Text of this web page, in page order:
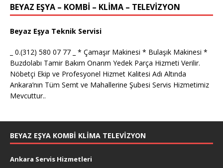
BEYAZ EŞYA – KOMBİ – KLİMA – TELEVİZYON
Beyaz Eşya Teknik Servisi
_ 0.(312) 580 07 77 _ * Çamaşır Makinesi * Bulaşık Makinesi *
Buzdolabı Tamir Bakım Onarım Yedek Parça Hizmeti Verilir.
Nöbetçi Ekip ve Profesyonel Hizmet Kalitesi Adı Altında
Ankara’nın Tüm Semt ve Mahallerine Şubesi Servis Hizmetimiz
Mevcuttur..
BEYAZ EŞYA KOMBI KLIMA TELEVIZYON
Ankara Servis Hizmetleri